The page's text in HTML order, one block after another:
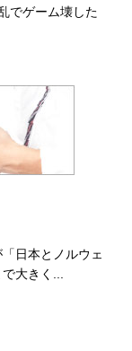
でゲーム壊した
日本とノルウェ
大きく...